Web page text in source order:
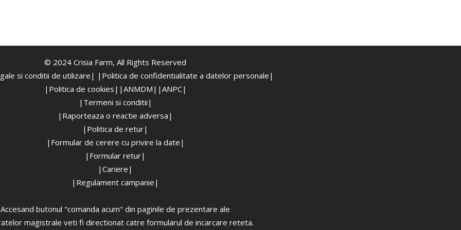
© 2024 Crisia Farm, All Rights Reserved
si conditii de utilizare| | Politica de confidentialitate a datelor personale|
|Politica de cookies| |ANMDM| |ANPC|
|Termeni si conditii|
|Raporteaza o reactie adversa|
|Politica de retur|
|Formular de cerere cu privire la date|
|Formular retur|
|Cariere|
|Regulament campanie|
Accesand butonul "comanda acum" din paginile de prezentare ale
magistrale veti fi directionat catre formularul de incarcare reteta.